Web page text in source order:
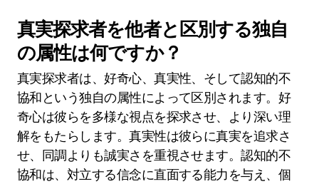
真実探求者を他者と区別する独自
の属性は何ですか？
真実探求者は、好奇心、真実性、そして認知的不
協和という独自の属性によって区別されます。好
奇心は彼らを多様な視点を探求させ、より深い理
解をもたらします。真実性は彼らに真実を追求さ
せ、同調よりも誠実さを重視させます。認知的不
協和は、対立する信念に直面する能力を与え、個